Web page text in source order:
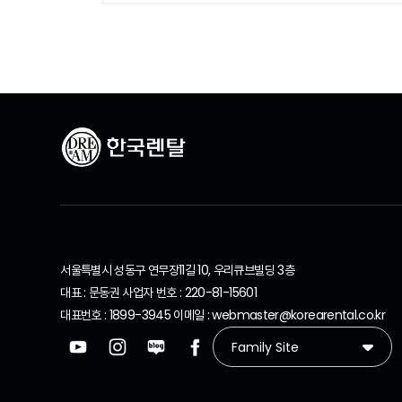
서울특별시 성동구 연무장11길 10, 우리큐브빌딩 3층
대표 : 문동권 사업자 번호 : 220-81-15601
대표번호 : 1899-3945 이메일 : webmaster@korearental.co.kr